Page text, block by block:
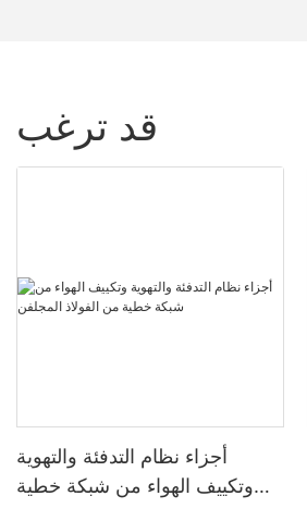
قد ترغب
أجزاء نظام التدفئة والتهوية
وتكييف الهواء من شبكة خطية